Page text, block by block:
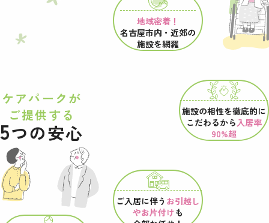
ケアパークが
ご提供する
5つの安心
地域密着！
名古屋市内・近郊の
施設を網羅
施設の相性を徹底的に
こだわるから 入居率
90%超
ご入居に伴う お引越し
やお片付けも